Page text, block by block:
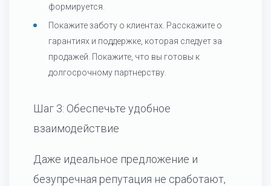
формируется.
Покажите заботу о клиентах. Расскажите о
гарантиях и поддержке, которая следует за
продажей. Покажите, что вы готовы к
долгосрочному партнерству.
Шаг 3: Обеспечьте удобное
взаимодействие
Даже идеальное предложение и
безупречная репутация не сработают,